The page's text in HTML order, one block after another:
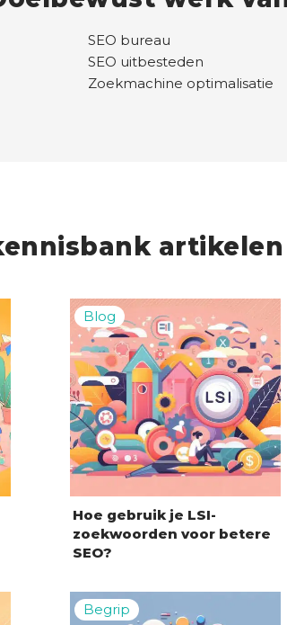
artikelen
Hoe gebruik je LSI-
zoekwoorden voor betere
SEO?
SEO bureau
SEO uitbesteden
Zoekmachine optimalisatie